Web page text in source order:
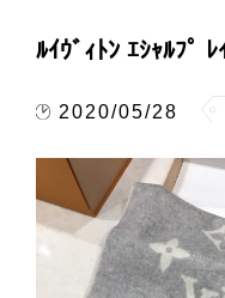
ﾙｲｳﾞｨﾄﾝ ｴｼｬﾙﾌﾟ
2020/05/28